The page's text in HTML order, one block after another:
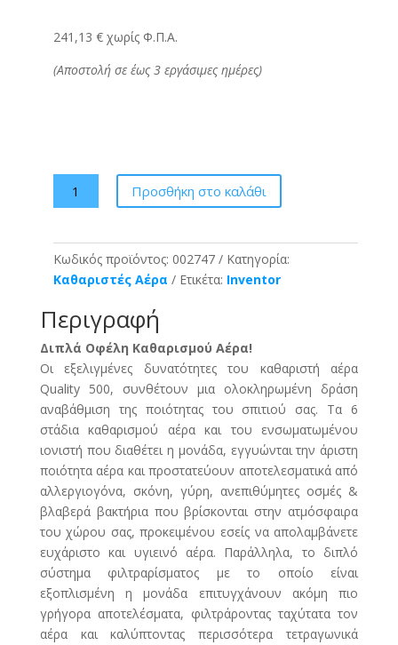
241,13 € χωρίς Φ.Π.Α.
(Αποστολή σε έως 3 εργάσιμες ημέρες)
Καθαριστής
Αέρα
Quality
QLT-
500
Προσθήκη στο καλάθι
Κωδικός προϊόντος: 002747
Κατηγορία:
Καθαριστές Αέρα
Ετικέτα: Inventor
Περιγραφή
Διπλά Οφέλη Καθαρισμού Αέρα!
Οι εξελιγμένες δυνατότητες του καθαριστή αέρα
Quality 500, συνθέτουν μια ολοκληρωμένη δράση
αναβάθμιση της ποιότητας του σπιτιού σας. Τα 6
στάδια καθαρισμού αέρα και του ενσωματωμένου
ιονιστή που διαθέτει η μονάδα, εγγυώνται την άριστη
ποιότητα αέρα και προστατεύουν αποτελεσματικά από
αλλεργιογόνα, σκόνη, γύρη, ανεπιθύμητες οσμές &
βλαβερά βακτήρια που βρίσκονται στην ατμόσφαιρα
του χώρου σας, προκειμένου εσείς να απολαμβάνετε
ευχάριστο και υγιεινό αέρα. Παράλληλα, το διπλό
σύστημα φιλτραρίσματος με το οποίο είναι
εξοπλισμένη η μονάδα επιτυγχάνουν ακόμη πιο
γρήγορα αποτελέσματα, φιλτράροντας ταχύτατα τον
αέρα και καλύπτοντας περισσότερα τετραγωνικά